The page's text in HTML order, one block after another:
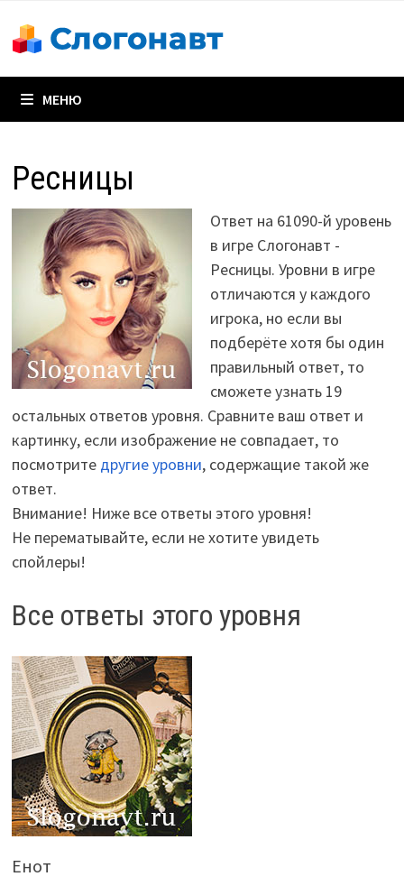
содержимому
МЕНЮ
Ресницы
Ответ на 61090-й уровень
в игре Слогонавт -
Ресницы. Уровни в игре
отличаются у каждого
игрока, но если вы
подберёте хотя бы один
правильный ответ, то
сможете узнать 19
остальных ответов уровня. Сравните ваш ответ и
картинку, если изображение не совпадает, то
посмотрите другие уровни, содержащие такой же
ответ.
Внимание! Ниже все ответы этого уровня!
Не перематывайте, если не хотите увидеть
спойлеры!
Все ответы этого уровня
Енот